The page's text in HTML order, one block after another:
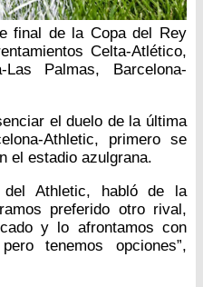
final de la Copa del Rey
Celta-Atlético,
Las Palmas, Barcelona-
el duelo de la última
Athletic, primero se
el estadio azulgrana.
Athletic, habló de la
preferido otro rival,
y lo afrontamos con
tenemos opciones”,